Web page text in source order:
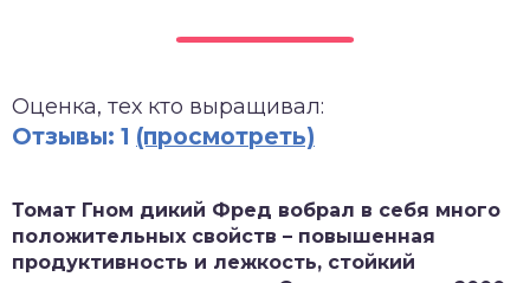
Оценка, тех кто выращивал:
Отзывы: 1 (просмотреть)
Томат Гном дикий Фред вобрал в себя много
положительных свойств – повышенная
продуктивность и лежкость, стойкий